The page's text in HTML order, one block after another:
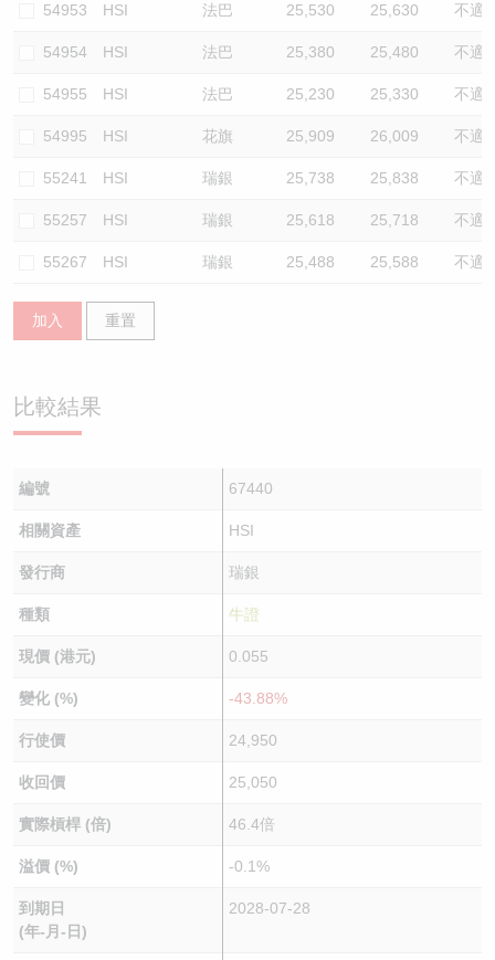
54953 HSI 法巴 25,530 25,630 不適
54954 HSI 法巴 25,380 25,480 不適
54955 HSI 法巴 25,230 25,330 不適
54995 HSI 花旗 25,909 26,009 不適
55241 HSI 瑞銀 25,738 25,838 不適
55257 HSI 瑞銀 25,618 25,718 不適
55267 HSI 瑞銀 25,488 25,588 不適
加入 重置
比較結果
編號 67440
相關資產 HSI
發行商 瑞銀
種類 牛證
現價 (港元) 0.055
變化 (%) -43.88%
行使價 24,950
收回價 25,050
實際槓桿 (倍) 46.4倍
溢價 (%) -0.1%
到期日
(年-月-日)
2028-07-28